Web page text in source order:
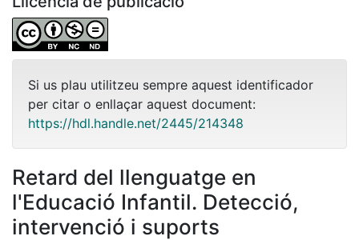
Si us plau utilitzeu sempre aquest identificador
per citar o enllaçar aquest document:
https://hdl.handle.net/2445/214348
Retard del llenguatge en
l'Educació Infantil. Detecció,
intervenció i suports